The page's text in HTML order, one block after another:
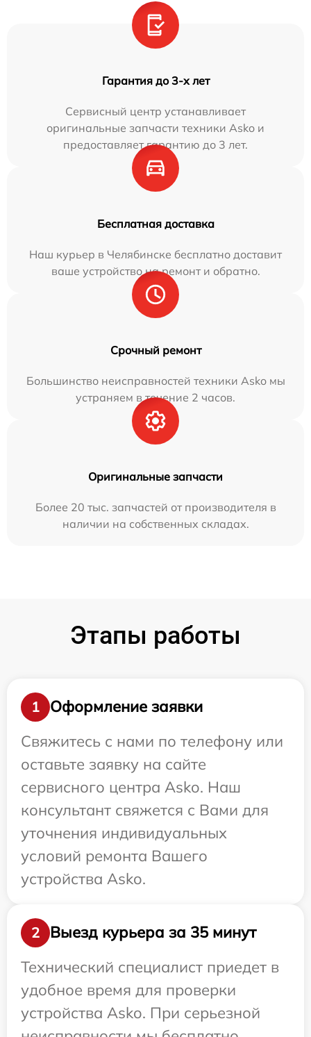
Гарантия до 3-х лет
Сервисный центр устанавливает
оригинальные запчасти техники Asko и
предоставляет гарантию до 3 лет.
Бесплатная доставка
Наш курьер в Челябинске бесплатно доставит
ваше устройство на ремонт и обратно.
Срочный ремонт
Большинство неисправностей техники Asko мы
устраняем в течение 2 часов.
Оригинальные запчасти
Более 20 тыс. запчастей от производителя в
наличии на собственных складах.
Этапы работы
1
Оформление заявки
Свяжитесь с нами по телефону или
оставьте заявку на сайте
сервисного центра Asko. Наш
консультант свяжется с Вами для
уточнения индивидуальных
условий ремонта Вашего
устройства Asko.
2
Выезд курьера за 35 минут
Технический специалист приедет в
удобное время для проверки
устройства Asko. При серьезной